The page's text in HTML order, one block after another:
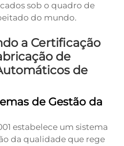
sob o quadro de
do mundo.
a Certificação
de
de
de Gestão da
estabelece um sistema
da qualidade que rege